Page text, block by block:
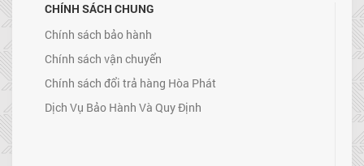
CHÍNH SÁCH CHUNG
Chính sách bảo hành
Chính sách vận chuyển
Chính sách đổi trả hàng Hòa Phát
Dịch Vụ Bảo Hành Và Quy Định